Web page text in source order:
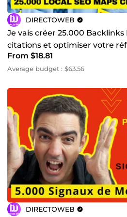
Contactez‑moi maintenant et je
stratégie SEO + Backlinks sur
secteur, avec des résultats
semaines.
Cliquez sur “Commander”
votre croissance commence
DIRECTOWEB
Je vais créer 25.000 Backlinks
citations et optimiser votre
My Business
From $18.81
Average budget : $63.56
DIRECTOWEB